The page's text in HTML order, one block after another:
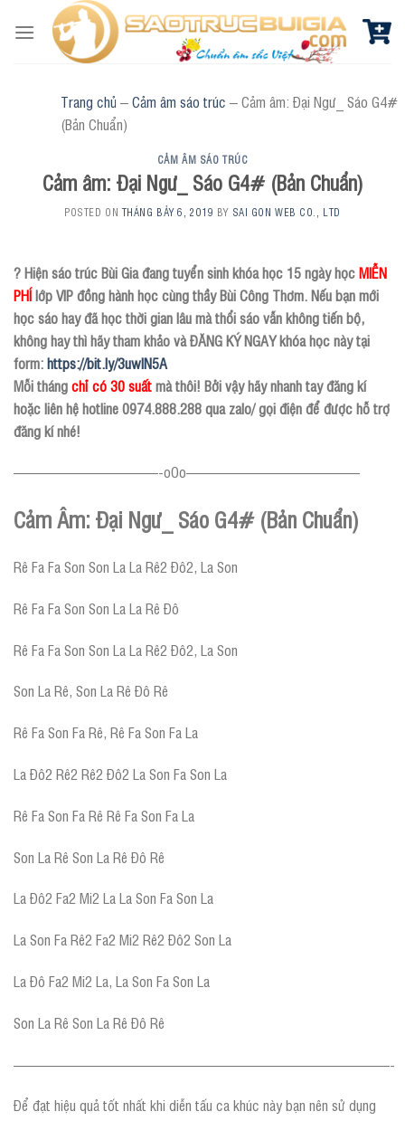
Trang chủ –Cảm âm sáo trúc –Cảm âm: Đại Ngư_ Sáo G4#
(Bản Chuẩn)
CẢM ÂM SÁO TRÚC
Cảm âm: Đại Ngư_ Sáo G4# (Bản Chuẩn)
POSTED ON THÁNG BẢY 6, 2019 BY SAI GON WEB CO., LTD
? Hiện sáo trúc Bùi Gia đang tuyển sinh khóa học 15 ngày họcMIỄN
PHÍlớp VIP đồng hành học cùng thầy Bùi Công Thơm. Nếu bạn mới
học sáo hay đã học thời gian lâu mà thổi sáo vẫn không tiến bộ,
không hay thì hãy tham khảo và ĐĂNG KÝ NGAY khóa học này tại
form:https://bit.ly/3uwlN5A
Mỗi thángchỉ có 30 suấtmà thôi! Bởi vậy hãy nhanh tay đăng kí
hoặc liên hệ hotline 0974.888.288 qua zalo/ gọi điện để được hỗ trợ
đăng kí nhé!
——————————-oOo————————————
Cảm Âm: Đại Ngư_ Sáo G4# (Bản Chuẩn)
Rê Fa Fa Son Son La La Rê2 Đô2, La Son
Rê Fa Fa Son Son La La Rê Đô
Rê Fa Fa Son Son La La Rê2 Đô2, La Son
Son La Rê, Son La Rê Đô Rê
Rê Fa Son Fa Rê, Rê Fa Son Fa La
La Đô2 Rê2 Rê2 Đô2 La Son Fa Son La
Rê Fa Son Fa Rê Rê Fa Son Fa La
Son La Rê Son La Rê Đô Rê
La Đô2 Fa2 Mi2 La La Son Fa Son La
La Son Fa Rê2 Fa2 Mi2 Rê2 Đô2 Son La
La Đô Fa2 Mi2 La, La Son Fa Son La
Son La Rê Son La Rê Đô Rê
——————————————————————————-
Để đạt hiệu quả tốt nhất khi diễn tấu ca khúc này bạn nên sử dụng